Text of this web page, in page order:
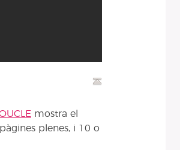
mostra el
plenes, i 10 o